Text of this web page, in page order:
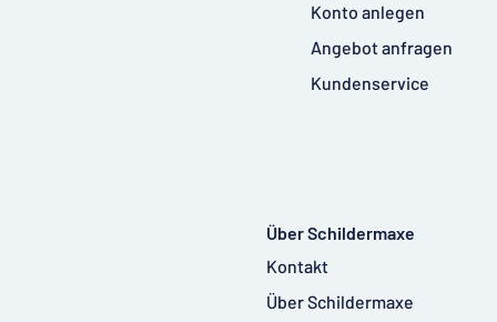
Konto anlegen
Angebot anfragen
Kundenservice
Über Schildermaxe
Kontakt
Über Schildermaxe